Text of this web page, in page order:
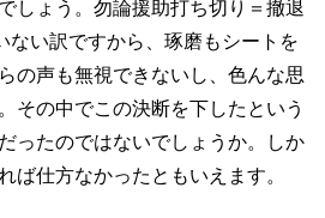
しょう。勿論援助打ち切り＝撤退
ない訳ですから、琢磨もシートを
の声も無視できないし、色んな思
その中でこの決断を下したという
ったのではないでしょうか。しか
ば仕方なかったともいえます。